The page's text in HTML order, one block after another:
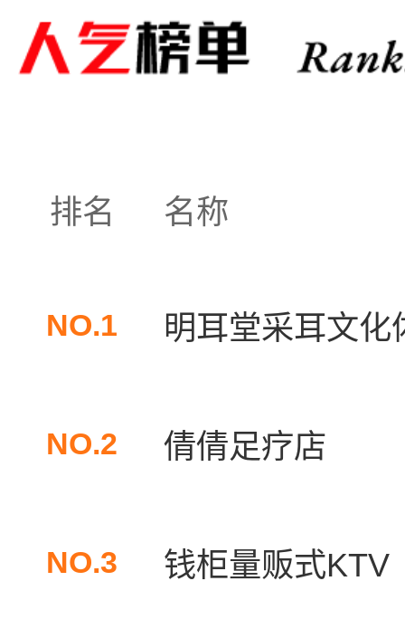
排名 名称
NO.1 明耳堂采耳文化
NO.2 倩倩足疗店
NO.3 钱柜量贩式KTV